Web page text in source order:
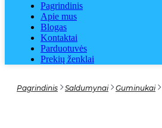
Pagrindinis
Apie mus
Blogas
Kontaktai
Parduotuvės
Prekių ženklai
Pagrindinis Saldumynai Guminukai